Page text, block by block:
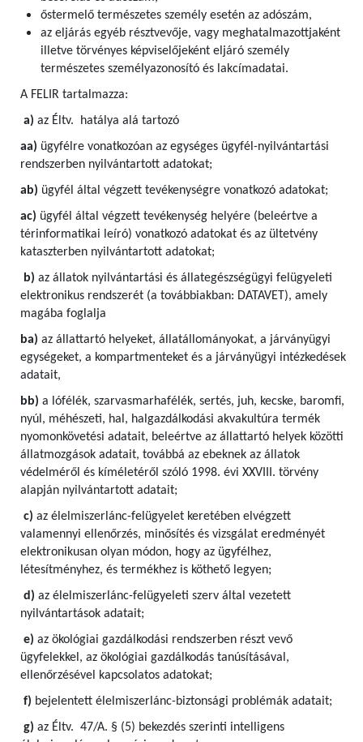
őstermelő természetes személy esetén az adószám,
az eljárás egyéb résztvevője, vagy meghatalmazottjaként
illetve törvényes képviselőjeként eljáró személy
természetes személyazonosító és lakcímadatai.
A FELIR tartalmazza:
a) az Éltv. hatálya alá tartozó
aa) ügyfélre vonatkozóan az egységes ügyfél-nyilvántartási
rendszerben nyilvántartott adatokat;
ab) ügyfél által végzett tevékenységre vonatkozó adatokat;
ac) ügyfél által végzett tevékenység helyére (beleértve a
térinformatikai leíró) vonatkozó adatokat és az ültetvény
kataszterben nyilvántartott adatokat;
b) az állatok nyilvántartási és állategészségügyi felügyeleti
elektronikus rendszerét (a továbbiakban: DATAVET), amely
magába foglalja
ba) az állattartó helyeket, állatállományokat, a járványügyi
egységeket, a kompartmenteket és a járványügyi intézkedések
adatait,
bb) a lófélék, szarvasmarhafélék, sertés, juh, kecske, baromfi,
nyúl, méhészeti, hal, halgazdálkodási akvakultúra termék
nyomonkövetési adatait, beleértve az állattartó helyek közötti
állatmozgások adatait, továbbá az ebeknek az állatok
védelméről és kíméletéről szóló 1998. évi XXVIII. törvény
alapján nyilvántartott adatait;
c) az élelmiszerlánc-felügyelet keretében elvégzett
valamennyi ellenőrzés, minősítés és vizsgálat eredményét
elektronikusan olyan módon, hogy az ügyfélhez,
létesítményhez, és termékhez is köthető legyen;
d) az élelmiszerlánc-felügyeleti szerv által vezetett
nyilvántartások adatait;
e) az ökológiai gazdálkodási rendszerben részt vevő
ügyfelekkel, az ökológiai gazdálkodás tanúsításával,
ellenőrzésével kapcsolatos adatokat;
f) bejelentett élelmiszerlánc-biztonsági problémák adatait;
g) az Éltv. 47/A. § (5) bekezdés szerinti intelligens